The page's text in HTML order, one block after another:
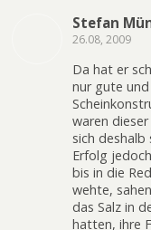
Stefan
26.08, 2009
Da hat er
nur gute
waren
sich
Erfolg
bis in die
wehte,
das Salz in
hatten, ihre